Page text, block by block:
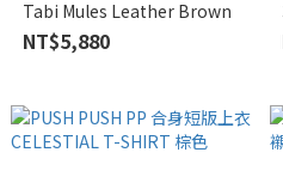
Tabi Mules Leather Brown
NT$5,880